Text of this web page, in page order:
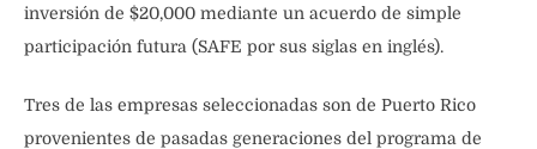
inversión de $20,000 mediante un acuerdo de simple
participación futura (SAFE por sus siglas en inglés).
Tres de las empresas seleccionadas son de Puerto Rico
provenientes de pasadas generaciones del programa de